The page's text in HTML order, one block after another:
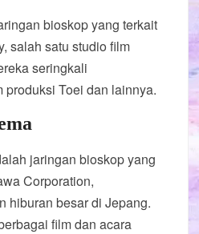
bioskop yang terkait
salah satu studio film
seringkali
produksi Toei dan lainnya.
jaringan bioskop yang
Corporation,
hiburan besar di Jepang.
film dan acara